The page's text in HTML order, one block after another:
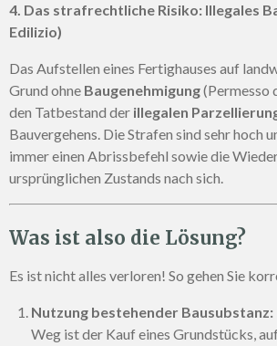
4. Das strafrechtliche Risiko: Illegales
Edilizio)
Das Aufstellen eines Fertighauses auf
Grund ohne Baugenehmigung(Permesso
den Tatbestand der illegalen
Bauvergehens. Die Strafen sind sehr hoch
immer einen Abrissbefehl sowie die
ursprünglichen Zustands nach sich.
Was ist also die Lösung?
Es ist nicht alles verloren! So gehen Sie
Nutzung bestehender Bausubstanz:
Weg ist der Kauf eines Grundstücks,